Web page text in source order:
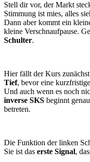
Stell dir vor, der Markt
Stimmung ist mies, alles
Dann aber kommt ein
kleine Verschnaufpause.
Schulter.
Hier fällt der Kurs
Tief, bevor eine kurzfristige
Und auch wenn es noch
inverse SKS beginnt
betreten.
Die Funktion der linken
Sie ist das erste Signal,